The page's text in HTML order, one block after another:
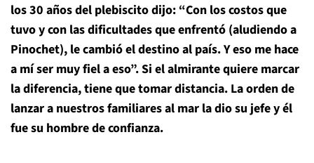
los 30 años del plebiscito dijo: “Con los costos que
tuvo y con las dificultades que enfrentó (aludiendo a
Pinochet), le cambió el destino al país. Y eso me hace
a mí ser muy fiel a eso”.Si el almirante quiere marcar
la diferencia, tiene que tomar distancia. La orden de
lanzar a nuestros familiares al mar la dio su jefe y él
fue su hombre de confianza.